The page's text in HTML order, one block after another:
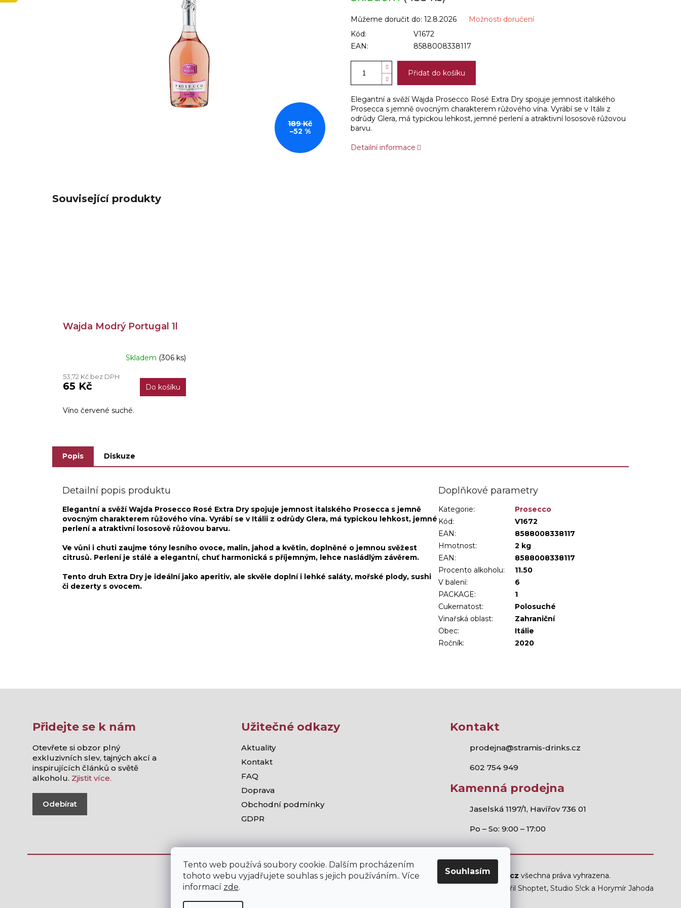
Tento web používá soubory cookie. Dalším procházením
tohoto webu vyjadřujete souhlas s jejich používáním.. Více
informací zde.
Souhlasím
189 Kč
–52 %
Můžeme doručit do: 12.8.2026
Možnosti doručení
Kód:
V1672
EAN:
8588008338117
Přidat do košíku
Elegantní a svěží Wajda Prosecco Rosé Extra Dry spojuje jemnost italského
Prosecca s jemně ovocným charakterem růžového vína. Vyrábí se v Itálii z
odrůdy Glera, má typickou lehkost, jemné perlení a atraktivní lososově růžovou
barvu.
Detailní informace
Související produkty
Wajda Modrý Portugal 1l
Skladem (306 ks)
53,72 Kč bez DPH
65 Kč Do košíku
Víno červené suché.
Popis Diskuze
Detailní popis produktu
Elegantní a svěží Wajda Prosecco Rosé Extra Dry spojuje jemnost italského Prosecca s jemně
ovocným charakterem růžového vína. Vyrábí se v Itálii z odrůdy Glera, má typickou lehkost, jemné
perlení a atraktivní lososově růžovou barvu.
Ve vůni i chuti zaujme tóny lesního ovoce, malin, jahod a květin, doplněné o jemnou svěžest
citrusů. Perlení je stálé a elegantní, chuť harmonická s příjemným, lehce nasládlým závěrem.
Tento druh Extra Dry je ideální jako aperitiv, ale skvěle doplní i lehké saláty, mořské plody, sushi
či dezerty s ovocem.
Doplňkové parametry
Kategorie:
Prosecco
Kód:
V1672
EAN:
8588008338117
Hmotnost:
2 kg
EAN :
8588008338117
Procento alkoholu:
11.50
V balení:
6
PACKAGE:
1
Cukernatost:
Polosuché
Vinařská oblast:
Zahraniční
Obec:
Itálie
Ročník: 2020
Přidejte se k nám
Otevřete si obzor plný
exkluzivních slev, tajných akcí a
inspirujících článků o světě
alkoholu. Zjistit více.
Odebírat
Užitečné odkazy
Aktuality
Kontakt
FAQ
Doprava
Obchodní podmínky
GDPR
Kontakt
prodejna@stramis-drinks.cz
602 754 949
Kamenná prodejna
Jaselská 1197/1, Havířov 736 01
Po – So: 9:00 – 17:00
Stramis.cz všechna práva vyhrazena.
Vytvořil Shoptet,Studio S!ck a Horymír Jahoda